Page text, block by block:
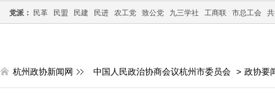
党派： 民革 民盟 民建 民进 农工党 致公党 九三学社 工商联 市总工会
杭州政协新闻网 中国人民政治协商会议杭州市委员会 > 政协要